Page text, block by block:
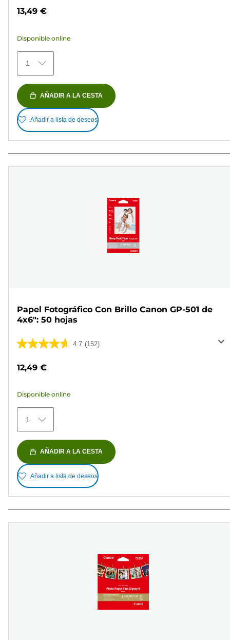
152
reseñas
13,49 €
Disponible online
1
AÑADIR A LA CESTA
Añadir a lista de deseos
Papel Fotográfico Con Brillo Canon GP-501 de
4x6": 50 hojas
4.7 (152)
4.7
152
reseñas
12,49 €
Disponible online
1
AÑADIR A LA CESTA
Añadir a lista de deseos